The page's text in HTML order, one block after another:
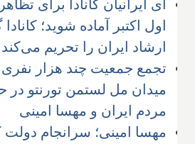
ای ایرانیان کانادا برای
اول اکتبر آماده شوید؛
ارشاد ایران را تحریم می‌کند
تجمع جمعیت چند هزار نفری
میدان مل لستمن تورنتو در
مردم ایران و مهسا امینی
مهسا امینی؛ سرانجام دولت